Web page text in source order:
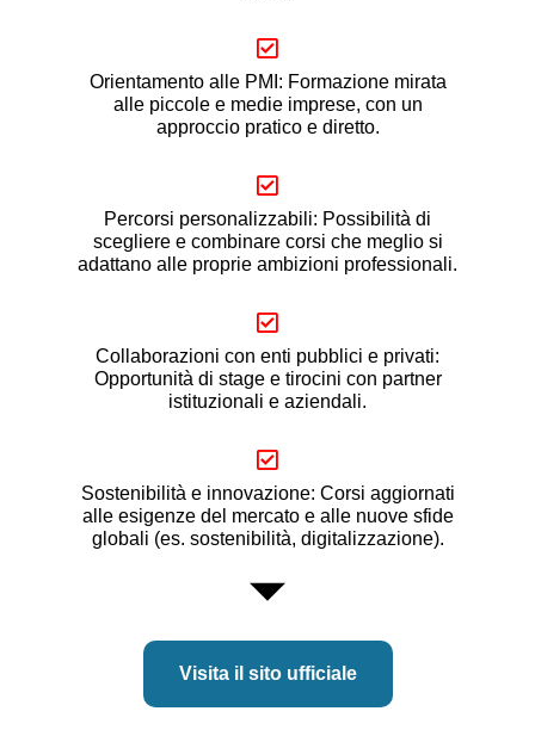
Orientamento alle PMI: Formazione mirata
alle piccole e medie imprese, con un
approccio pratico e diretto.
Percorsi personalizzabili: Possibilità di
scegliere e combinare corsi che meglio si
adattano alle proprie ambizioni professionali.
Collaborazioni con enti pubblici e privati:
Opportunità di stage e tirocini con partner
istituzionali e aziendali.
Sostenibilità e innovazione: Corsi aggiornati
alle esigenze del mercato e alle nuove sfide
globali (es. sostenibilità, digitalizzazione).
Visita il sito ufficiale